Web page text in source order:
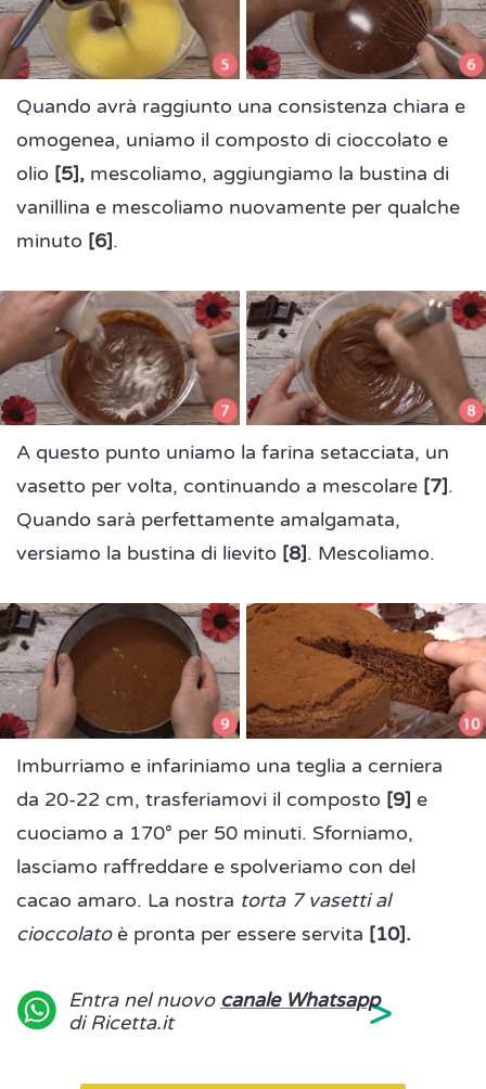
Quando avrà raggiunto una consistenza chiara e
omogenea, uniamo il composto di cioccolato e
olio [5], mescoliamo, aggiungiamo la bustina di
vanillina e mescoliamo nuovamente per qualche
minuto [6].
A questo punto uniamo la farina setacciata, un
vasetto per volta, continuando a mescolare [7].
Quando sarà perfettamente amalgamata,
versiamo la bustina di lievito [8]. Mescoliamo.
Imburriamo e infariniamo una teglia a cerniera
da 20-22 cm, trasferiamovi il composto [9] e
cuociamo a 170° per 50 minuti. Sforniamo,
lasciamo raffreddare e spolveriamo con del
cacao amaro. La nostra torta 7 vasetti al
cioccolatoè pronta per essere servita [10].
Entra nel nuovo canale Whatsapp
di Ricetta.it
>